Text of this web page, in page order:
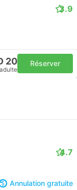
3.9
20 Réserver
4.7
Annulation gratuite